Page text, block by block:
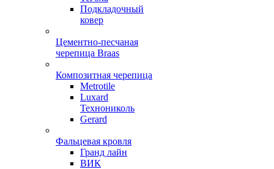
Подкладочный
ковер
Цементно-песчаная
черепица Braas
Композитная черепица
Metrotile
Luxard
Технониколь
Gerard
Фальцевая кровля
Гранд лайн
ВИК